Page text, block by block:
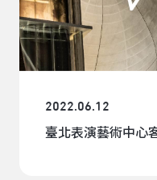
2022.06.12
臺北表演藝術中心